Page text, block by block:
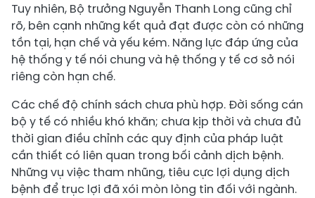
Tuy nhiên, Bộ trưởng Nguyễn Thanh Long cũng chỉ
rõ, bên cạnh những kết quả đạt được còn có những
tồn tại, hạn chế và yếu kém. Năng lực đáp ứng của
hệ thống y tế nói chung và hệ thống y tế cơ sở nói
riêng còn hạn chế.
Các chế độ chính sách chưa phù hợp. Đời sống cán
bộ y tế có nhiều khó khăn; chưa kịp thời và chưa đủ
thời gian điều chỉnh các quy định của pháp luật
cần thiết có liên quan trong bối cảnh dịch bệnh.
Những vụ việc tham nhũng, tiêu cực lợi dụng dịch
bệnh để trục lợi đã xói mòn lòng tin đối với ngành.